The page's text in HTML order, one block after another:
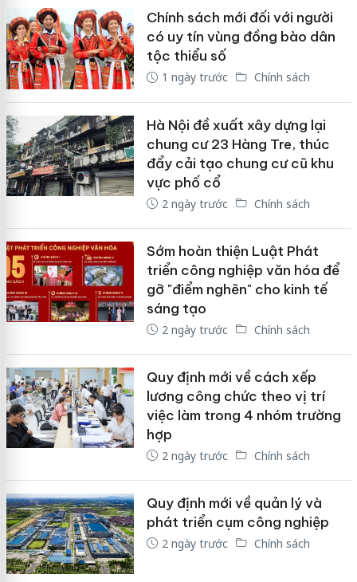
Chính sách mới đối với người
có uy tín vùng đồng bào dân
tộc thiểu số
1 ngày trước Chính sách
Hà Nội đề xuất xây dựng lại
chung cư 23 Hàng Tre, thúc
đẩy cải tạo chung cư cũ khu
vực phố cổ
2 ngày trước Chính sách
Sớm hoàn thiện Luật Phát
triển công nghiệp văn hóa để
gỡ "điểm nghẽn" cho kinh tế
sáng tạo
2 ngày trước Chính sách
Quy định mới về cách xếp
lương công chức theo vị trí
việc làm trong 4 nhóm trường
hợp
2 ngày trước Chính sách
Quy định mới về quản lý và
phát triển cụm công nghiệp
2 ngày trước Chính sách